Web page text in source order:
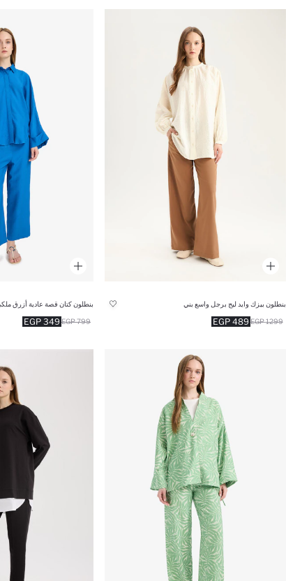
بنطلون بيزك وايد ليج برجل واسع بني
489 EGP 1299 EGP
بنطلون كتان قصة عادية أزرق
349 EGP 799 EGP